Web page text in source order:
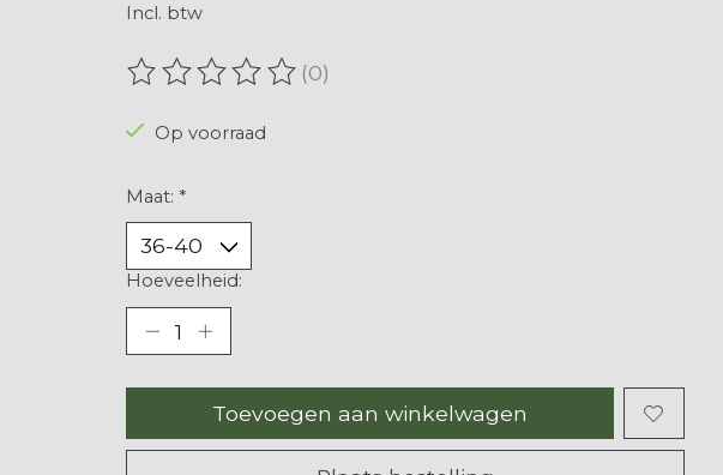
Incl. btw
De beoordeling van dit product is
(0)
Op voorraad
Maat: *
Hoeveelheid:
Toevoegen aan winkelwagen